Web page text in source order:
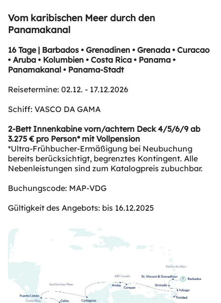
Vom karibischen Meer durch den
Panamakanal
16 Tage | Barbados • Grenadinen • Grenada • Curacao
• Aruba • Kolumbien • Costa Rica • Panama •
Panamakanal • Panama-Stadt
Reisetermine: 02.12. - 17.12.2026
Schiff: VASCO DA GAMA
2-Bett Innenkabine vorn/achtern Deck 4/5/6/9 ab
3.275 € pro Person* mit Vollpension
*Ultra-Frühbucher-Ermäßigung bei Neubuchung
bereits berücksichtigt, begrenztes Kontingent. Alle
Nebenleistungen sind zum Katalogpreis zubuchbar.
Buchungscode: MAP-VDG
Gültigkeit des Angebots: bis 16.12.2025